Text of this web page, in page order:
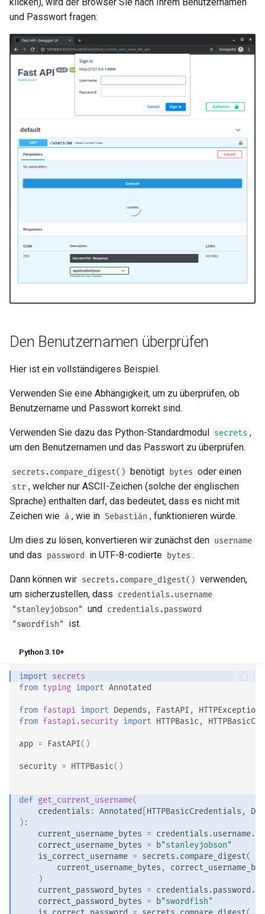
Abhängigkeiten
Sicherheit
Middleware
CORS (Cross-Origin Resource
SQL (Relationale)
Datenbanken
Größere Anwendungen –
Server-Sent Events (SSE)
Hintergrundtasks
Testen
und Passwort fragen:
Den Benutzernamen überprüfen
Hier ist ein vollständigeres Beispiel.
Verwenden Sie eine Abhängigkeit, um zu überprüfen, ob
Benutzername und Passwort korrekt sind.
Verwenden Sie dazu das Python-Standardmodul secrets ,
um den Benutzernamen und das Passwort zu überprüfen.
secrets.compare_digest() benötigt bytes oder einen
str , welcher nur ASCII-Zeichen (solche der englischen
Sprache) enthalten darf, das bedeutet, dass es nicht mit
Zeichen wie á , wie in Sebastián , funktionieren würde.
Um dies zu lösen, konvertieren wir zunächst den username
und das password in UTF-8-codierte bytes .
Dann können wir secrets.compare_digest() verwenden,
um sicherzustellen, dass credentials.username
"stanleyjobson" und
credentials.password
"swordfish"
ist.
Python 3.10+
import secrets
from typing import Annotated
from fastapi import Depends , FastAPI , HTTPException
from fastapi.security import HTTPBasic ,
app = FastAPI()
security = HTTPBasic()
def get_current_username(
credentials : Annotated HTTPBasicCredentials ,
):
current_username_bytes = credentials .username.
correct_username_bytes = b"stanleyjobson"
is_correct_username = secrets .compare_digest(
current_username_bytes ,
)
current_password_bytes = credentials .password .
correct_password_bytes = b"swordfish"